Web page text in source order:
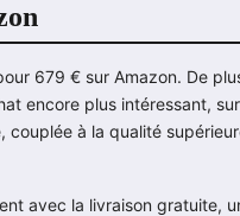
679 € sur Amazon. De
encore plus intéressant,
couplée à la qualité
avec la livraison gratuite,